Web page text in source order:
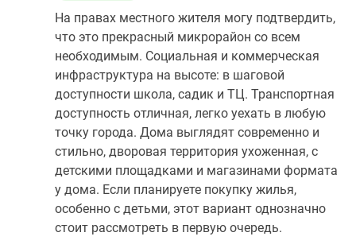
На правах местного жителя могу подтвердить,
что это прекрасный микрорайон со всем
необходимым. Социальная и коммерческая
инфраструктура на высоте: в шаговой
доступности школа, садик и ТЦ. Транспортная
доступность отличная, легко уехать в любую
точку города. Дома выглядят современно и
стильно, дворовая территория ухоженная, с
детскими площадками и магазинами формата
у дома. Если планируете покупку жилья,
особенно с детьми, этот вариант однозначно
стоит рассмотреть в первую очередь.